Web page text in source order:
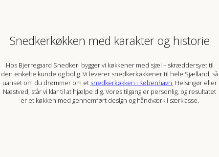
Snedkerkøkken med karakter og historie
Hos Bjerregaard Snedkeri bygger vi køkkener med sjæl – skræddersyet til
den enkelte kunde og bolig. Vi leverer snedkerkøkkener til hele Sjælland, så
uanset om du drømmer om et snedkerkøkken i København, Helsingør eller
Næstved, står vi klar til at hjælpe dig. Vores tilgang er personlig, og resultatet
er et køkken med gennemført design og håndværk i særklasse.